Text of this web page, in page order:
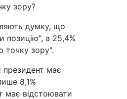
зору?
думку, що
позицію", а 25,4%
точку зору".
має
8,1%
має відстоювати